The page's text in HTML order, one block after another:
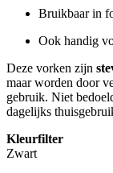
Bruikbaar in
Ook handig
Deze vorken zijn
maar worden door
gebruik. Niet
dagelijks
Kleurfilter
Zwart